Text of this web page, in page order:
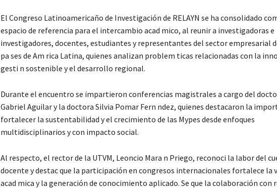
El Congreso Latinoamericaño de Investigación de RELAYN se ha consolidado
espacio de referencia para el intercambio acad mico, al reunir a investigadoras e
investigadores, docentes, estudiantes y representantes del sector empresarial
pa ses de Am rica Latina, quienes analizan problem ticas relacionadas con la
gesti n sostenible y el desarrollo regional.
Durante el encuentro se impartieron conferencias magistrales a cargo del
Gabriel Aguilar y la doctora Silvia Pomar Fern ndez, quienes destacaron la
fortalecer la sustentabilidad y el crecimiento de las Mypes desde enfoques
multidisciplinarios y con impacto social.
Al respecto, el rector de la UTVM, Leoncio Mara n Priego, reconoci la labor del
docente y destac que la participación en congresos internacionales fortalece la
acad mica y la generación de conocimiento aplicado. Se que la colaboración con